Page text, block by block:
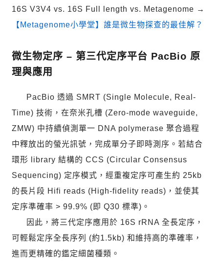
16S V3V4 vs. 16S Full length vs. Metagenome →
【Metagenome小學堂】誰是微生物探查的最佳解？
微生物定序 – 第三代定序平台 PacBio 原
理與應用
PacBio 透過 SMRT (Single Molecule, Real-
Time) 技術，在奈米孔槽 (Zero-mode waveguide,
ZMW) 中持續偵測單一 DNA polymerase 聚合過程
中釋放出的螢光訊號，完成單分子即時測序。若結合
環形 library 結構的 CCS (Circular Consensus
Sequencing) 定序模式，經重複定序可產生約 25kb
的長片段 Hifi reads (High-fidelity reads)，並使其
定序準確率 > 99.9% (即 Q30 標準)。
因此，將三代定序應用於 16S rRNA 全長定序，
可輕鬆定序全長序列 (約1.5kb) 和維持高的準確率，
進而更精確的鑑定細菌種類。